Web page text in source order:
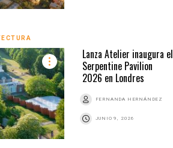
Lanza Atelier inaugura el
Serpentine Pavilion
2026 en Londres
FERNANDA HERNÁNDEZ
JUNIO 9, 2026